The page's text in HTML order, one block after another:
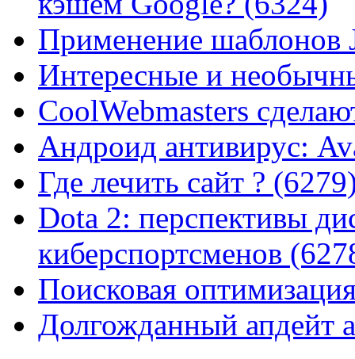
Применение шаблонов
Интересные и
CoolWebmasters
Андроид антивирус:
Где лечить сайт ?
Dota 2: перспективы
киберспортсменов
Поисковая
Долгожданный апдейт